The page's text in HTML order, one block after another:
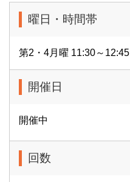
曜日・時間帯
第2・4月曜 11:30～12:45
開催日
開催中
回数